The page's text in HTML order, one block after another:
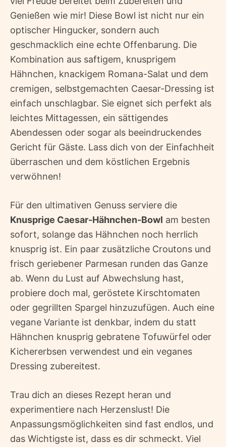
Genießen wie mir! Diese Bowl ist nicht nur ein
optischer Hingucker, sondern auch
geschmacklich eine echte Offenbarung. Die
Kombination aus saftigem, knusprigem
Hähnchen, knackigem Romana-Salat und dem
cremigen, selbstgemachten Caesar-Dressing ist
einfach unschlagbar. Sie eignet sich perfekt als
leichtes Mittagessen, ein sättigendes
Abendessen oder sogar als beeindruckendes
Gericht für Gäste. Lass dich von der Einfachheit
überraschen und dem köstlichen Ergebnis
verwöhnen!
Für den ultimativen Genuss serviere die
Knusprige Caesar-Hähnchen-Bowl am besten
sofort, solange das Hähnchen noch herrlich
knusprig ist. Ein paar zusätzliche Croutons und
frisch geriebener Parmesan runden das Ganze
ab. Wenn du Lust auf Abwechslung hast,
probiere doch mal, geröstete Kirschtomaten
oder gegrillten Spargel hinzuzufügen. Auch eine
vegane Variante ist denkbar, indem du statt
Hähnchen knusprig gebratene Tofuwürfel oder
Kichererbsen verwendest und ein veganes
Dressing zubereitest.
Trau dich an dieses Rezept heran und
experimentiere nach Herzenslust! Die
Anpassungsmöglichkeiten sind fast endlos, und
das Wichtigste ist, dass es dir schmeckt. Viel